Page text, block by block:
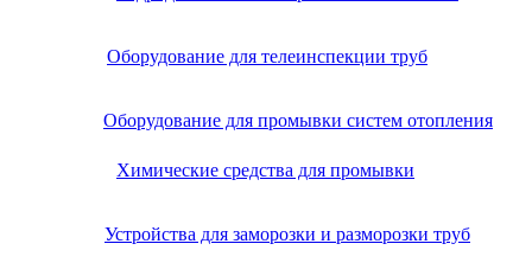
Оборудование для телеинспекции труб
Оборудование для промывки систем отопления
Химические средства для промывки
Устройства для заморозки и разморозки труб